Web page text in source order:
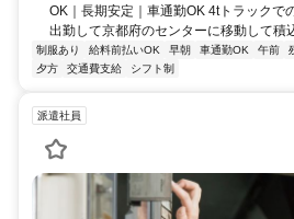
OK｜長期安定｜車通勤OK 4tトラックで
出勤して京都府のセンターに移動して積
制服あり 給料前払いOK 早朝 車通勤OK 午前
夕方
交通費支給 シフト制
派遣社員